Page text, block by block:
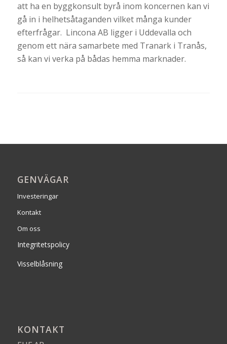
att ha en byggkonsult byrå inom koncernen kan vi
gå in i helhetsåtaganden vilket många kunder
efterfrågar. Lincona AB ligger i Uddevalla och
genom ett nära samarbete med Tranark i Tranås,
så kan vi verka på bådas hemma marknader.
GENVÄGAR
Investeringar
Kontakt
Om oss
Integritetspolicy
Visselblåsning
KONTAKT